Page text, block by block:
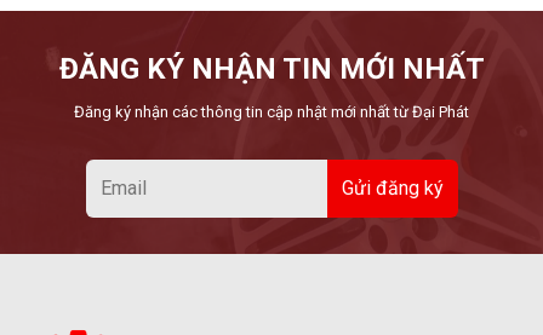
ĐĂNG KÝ NHẬN TIN MỚI NHẤT
Đăng ký nhận các thông tin cập nhật mới nhất từ Đại Phát